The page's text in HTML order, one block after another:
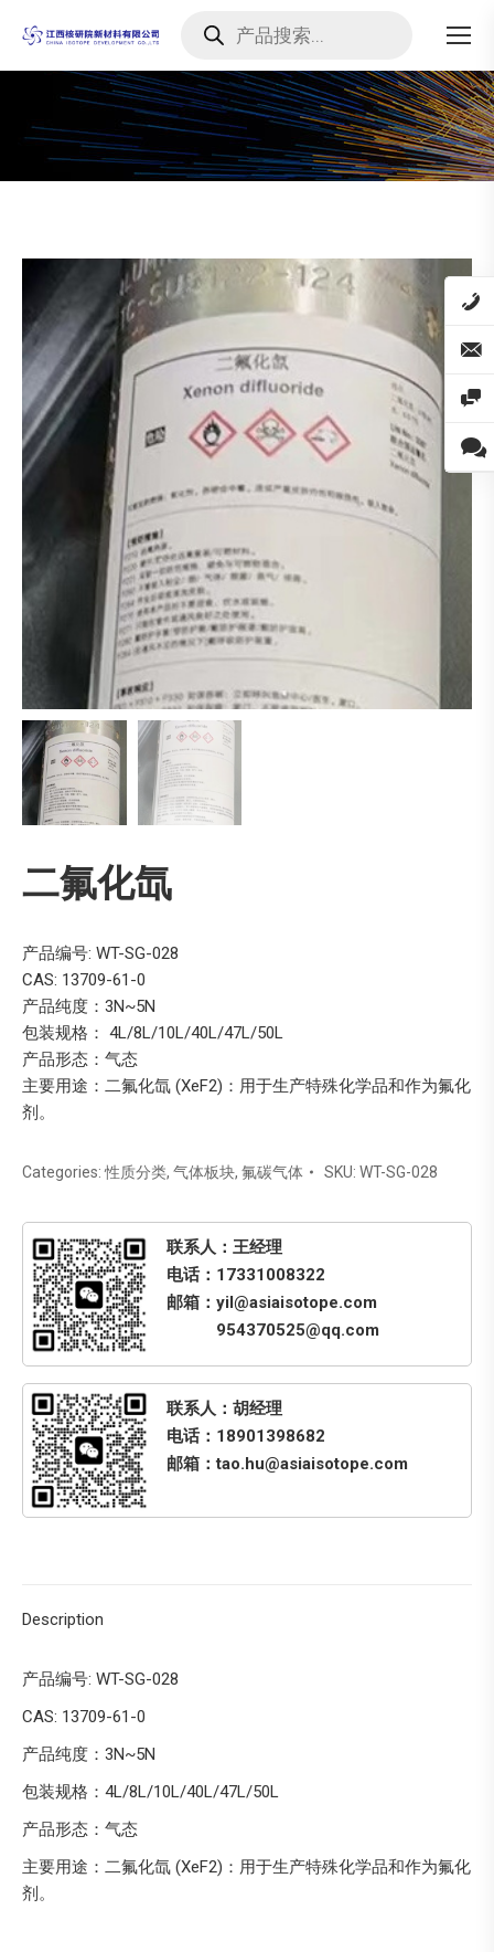
search
您在这里：
二氟化氙
产品编号: WT-SG-028
CAS: 13709-61-0
产品纯度：3N~5N
包装规格： 4L/8L/10L/40L/47L/50L
产品形态：气态
主要用途：二氟化氙 (XeF2)：用于生产特殊化学品和作为氟化
剂。
Categories:性质分类, 气体板块, 氟碳气体 SKU: WT-SG-028
联系人：王经理
电话：17331008322
邮箱：yil@asiaisotope.com
954370525@qq.com
联系人：胡经理
电话：18901398682
邮箱：tao.hu@asiaisotope.com
Description
产品编号: WT-SG-028
CAS: 13709-61-0
产品纯度：3N~5N
包装规格：4L/8L/10L/40L/47L/50L
产品形态：气态
主要用途：二氟化氙 (XeF2)：用于生产特殊化学品和作为氟化
剂。